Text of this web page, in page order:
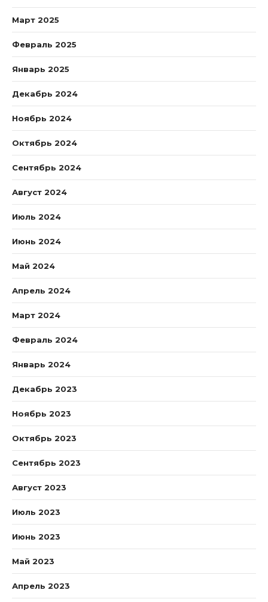
Март 2025
Февраль 2025
Январь 2025
Декабрь 2024
Ноябрь 2024
Октябрь 2024
Сентябрь 2024
Август 2024
Июль 2024
Июнь 2024
Май 2024
Апрель 2024
Март 2024
Февраль 2024
Январь 2024
Декабрь 2023
Ноябрь 2023
Октябрь 2023
Сентябрь 2023
Август 2023
Июль 2023
Июнь 2023
Май 2023
Апрель 2023